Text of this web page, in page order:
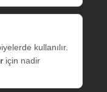
kullanılır.
için nadir